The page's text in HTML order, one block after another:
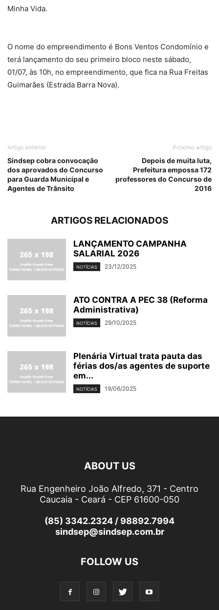
Minha Vida.
O nome do empreendimento é Bons Ventos Condomínio e
terá lançamento do seu primeiro bloco neste sábado,
01/07, às 10h, no empreendimento, que fica na Rua Freitas
Guimarães (Estrada Barra Nova).
Artigo anterior
Sindsep cobra convocação
dos aprovados do Concurso
para Guarda Municipal e
Agentes de Trânsito
Próximo artigo
Depois de muita luta,
Prefeitura empossa 172
professores do Concurso de
2016
ARTIGOS RELACIONADOS
LANÇAMENTO CAMPANHA
SALARIAL 2026
NOTÍCIAS 23/12/2025
ATO CONTRA A PEC 38 (Reforma
Administrativa)
NOTÍCIAS 29/10/2025
Plenária Virtual trata pauta das
férias dos/as agentes de suporte
em...
NOTÍCIAS 19/06/2025
ABOUT US
Rua Engenheiro João Alfredo, 371 - Centro
Caucaia - Ceará - CEP 61600-050
(85) 3342.2324 / 98892.7994
sindsep@sindsep.com.br
FOLLOW US